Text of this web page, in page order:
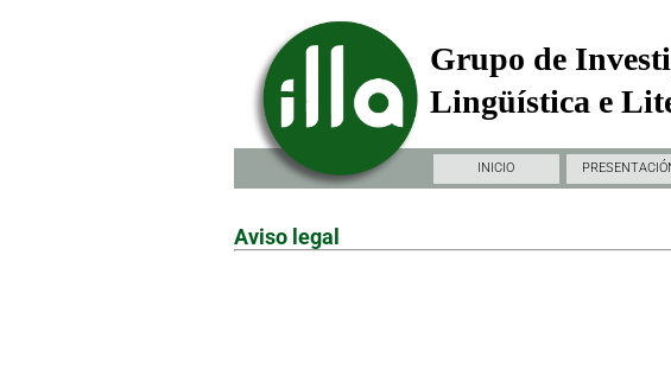
Grupo de
Lingüística e
INICIO
Aviso legal